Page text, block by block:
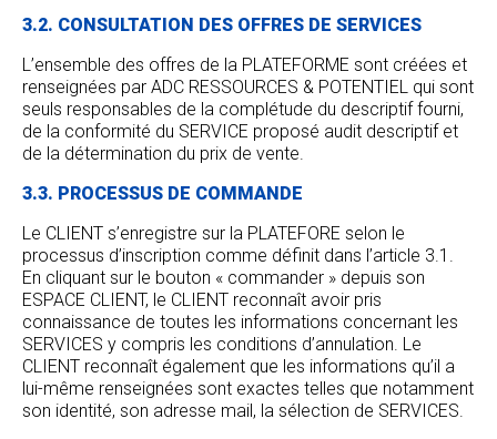
3.2. CONSULTATION DES OFFRES DE SERVICES
L’ensemble des offres de la PLATEFORME sont créées et
renseignées par ADC RESSOURCES & POTENTIEL qui sont
seuls responsables de la complétude du descriptif fourni,
de la conformité du SERVICE proposé audit descriptif et
de la détermination du prix de vente.
3.3. PROCESSUS DE COMMANDE
Le CLIENT s’enregistre sur la PLATEFORE selon le
processus d’inscription comme définit dans l’article 3.1.
En cliquant sur le bouton « commander » depuis son
ESPACE CLIENT, le CLIENT reconnaît avoir pris
connaissance de toutes les informations concernant les
SERVICES y compris les conditions d’annulation. Le
CLIENT reconnaît également que les informations qu’il a
lui-même renseignées sont exactes telles que notamment
son identité, son adresse mail, la sélection de SERVICES.